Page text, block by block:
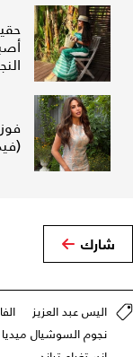
شارك
اليس عبد العزيز
نجوم السوشيال ميديا